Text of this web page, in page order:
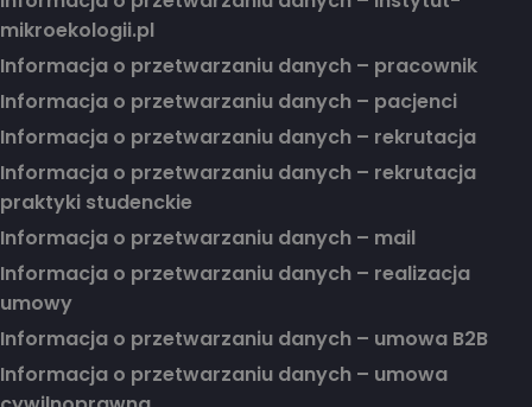
mikroekologii.pl
Informacja o przetwarzaniu danych – pracownik
Informacja o przetwarzaniu danych – pacjenci
Informacja o przetwarzaniu danych – rekrutacja
Informacja o przetwarzaniu danych – rekrutacja
praktyki studenckie
Informacja o przetwarzaniu danych – mail
Informacja o przetwarzaniu danych – realizacja
umowy
Informacja o przetwarzaniu danych – umowa B2B
Informacja o przetwarzaniu danych – umowa